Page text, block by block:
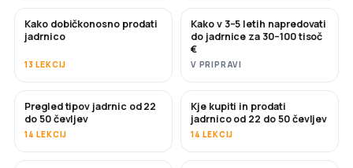
NOVO
Kako dobičkonosno prodati
jadrnico
13 LEKCIJ
NOVO
Kako v 3–5 letih napredovati
do jadrnice za 30–100 tisoč
€
V PRIPRAVI
KMALU
Pregled tipov jadrnic od 22
do 50 čevljev
14 LEKCIJ
KMALU
Kje kupiti in prodati
jadrnico od 22 do 50 čevljev
14 LEKCIJ